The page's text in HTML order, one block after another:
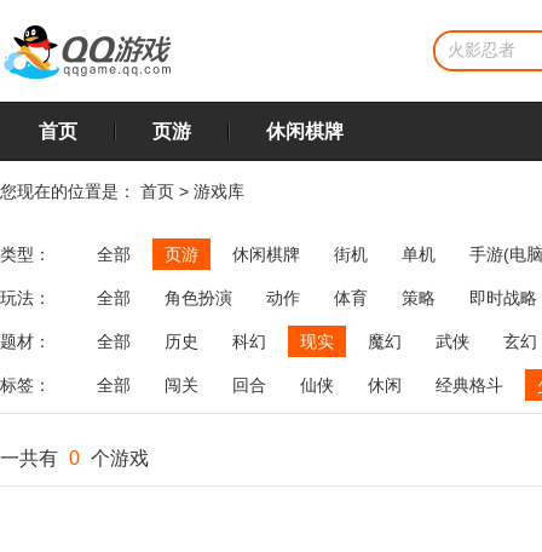
首页 页游 休闲棋牌
您现在的位置是： 首页 > 游戏库
类型： 全部 页游 休闲棋牌 街机 单机 手游(电
玩法： 全部 角色扮演 动作 体育 策略
即时战略
飞行
恋爱 第三人称射击 棋类 牌类 麻将
题材： 全部 历史 科幻 现实 魔幻 武侠 玄幻
标签： 全部 闯关 回合 仙侠 休闲 经典格斗
一共有 0 个游戏